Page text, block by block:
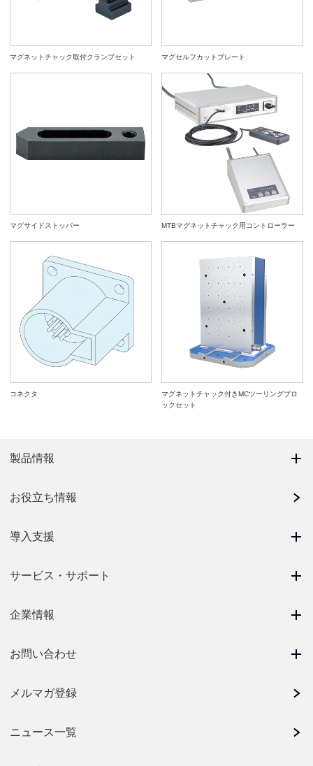
マグネットチャック取付クランプセット マグセルフカットプレート
マグサイドストッパー MTBマグネットチャック用コントローラー
コネクタ
マグネットチャック付きMCツーリングブロ
ックセット
製品情報
お役立ち情報
導入支援
サービス・サポート
企業情報
お問い合わせ
メルマガ登録
ニュース一覧